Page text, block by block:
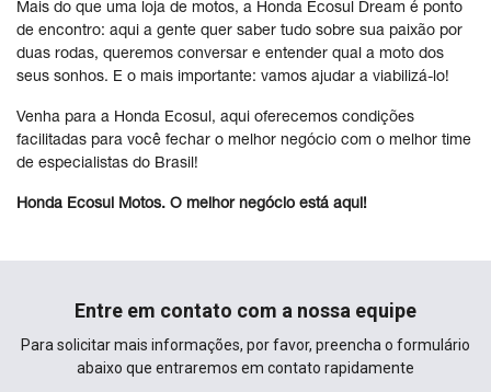
Mais do que uma loja de motos, a Honda Ecosul Dream é ponto
de encontro: aqui a gente quer saber tudo sobre sua paixão por
duas rodas, queremos conversar e entender qual a moto dos
seus sonhos. E o mais importante: vamos ajudar a viabilizá-lo!
Venha para a Honda Ecosul, aqui oferecemos condições
facilitadas para você fechar o melhor negócio com o melhor time
de especialistas do Brasil!
Honda Ecosul Motos. O melhor negócio está aqui!
Entre em contato com a nossa equipe
Para solicitar mais informações, por favor, preencha o formulário
abaixo que entraremos em contato rapidamente